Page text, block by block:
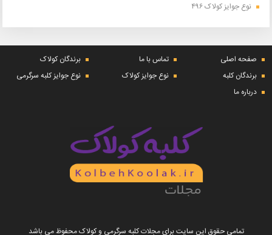
نوع جوایز کولاک ۴۹۶
صفحه اصلی تماس با ما
برندگان کولاک
برندگان کلبه
نوع جوایز کولاک
نوع جوایز کلبه سرگرمی
درباره ما
تمامی حقوق این سایت برای مجلات کلبه سرگرمی و کولاک محفوظ می باشد